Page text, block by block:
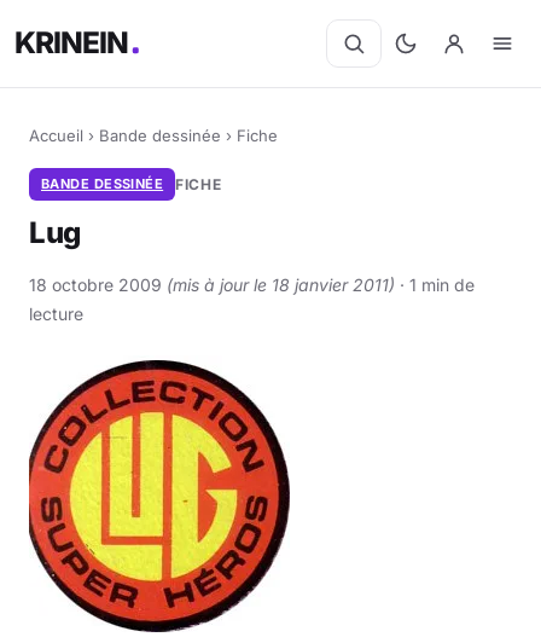
KRINEIN
Accueil › Bande dessinée › Fiche
BANDE DESSINÉE FICHE
Lug
18 octobre 2009 (mis à jour le 18 janvier 2011) · 1 min de
lecture